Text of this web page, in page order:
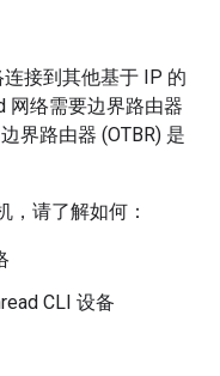
接到其他基于 IP 的
网络需要边界路由器
界路由器 (OTBR) 是
，请了解如何：
CLI 设备